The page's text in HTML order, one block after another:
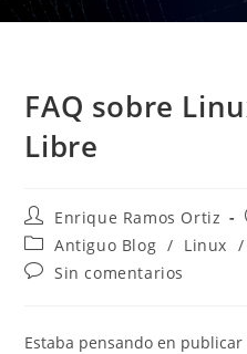
FAQ sobre
Libre
Autor
de
la
entrada:
Enrique Ramos Ortiz
Categoría
de
la
Antiguo Blog / Linux /
Comentarios
entrada:
Sin comentarios
Estaba pensando en publicar